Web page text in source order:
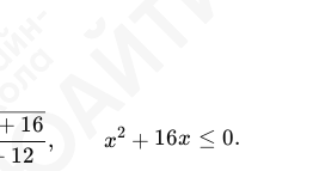
\frac{\sqrt{x+16}}{x-12}
12
+ 16
, x2 + 16x ≤ 0.